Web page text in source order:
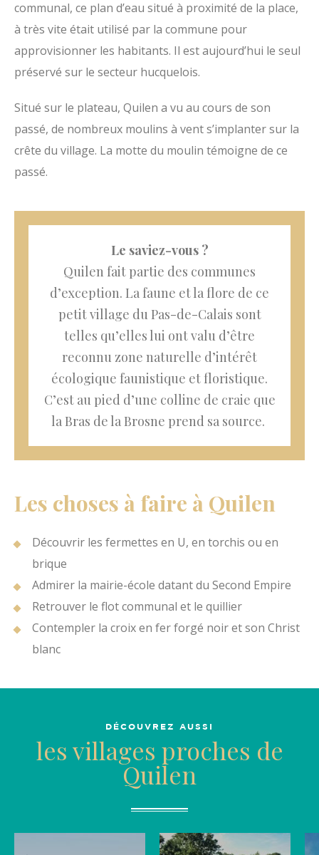
communal, ce plan d’eau situé à proximité de la place,
à très vite était utilisé par la commune pour
approvisionner les habitants. Il est aujourd’hui le seul
préservé sur le secteur hucquelois.
Situé sur le plateau, Quilen a vu au cours de son
passé, de nombreux moulins à vent s’implanter sur la
crête du village. La motte du moulin témoigne de ce
passé.
Le saviez-vous ?
Quilen fait partie des communes
d’exception. La faune et la flore de ce
petit village du Pas-de-Calais sont
telles qu’elles lui ont valu d’être
reconnu zone naturelle d’intérêt
écologique faunistique et floristique.
C’est au pied d’une colline de craie que
la Bras de la Brosne prend sa source.
Les choses à faire à Quilen
Découvrir les fermettes en U, en torchis ou en
brique
Admirer la mairie-école datant du Second Empire
Retrouver le flot communal et le quillier
Contempler la croix en fer forgé noir et son Christ
blanc
DÉCOUVREZ AUSSI
les villages proches de
Quilen